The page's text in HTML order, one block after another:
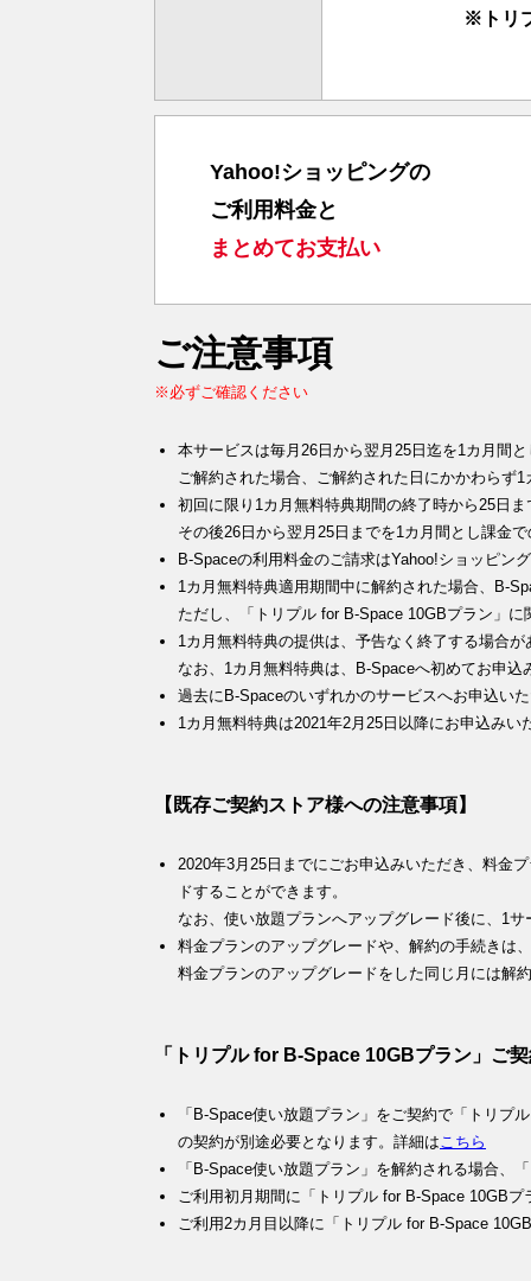
※トリ
Yahoo!ショッピングの
ご利用料金と
まとめてお支払い
ご注意事項
※必ずご確認ください
本サービスは毎月26日から翌月25日迄を1カ月間
ご解約された場合、ご解約された日にかかわらず
初回に限り1カ月無料特典期間の終了時から25日
その後26日から翌月25日までを1カ月間とし課金
B-Spaceの利用料金のご請求はYahoo!ショッピン
1カ月無料特典適用期間中に解約された場合、B-
ただし、「トリプル for B-Space 10GBプラン」
1カ月無料特典の提供は、予告なく終了する場合
なお、1カ月無料特典は、B-Spaceへ初めてお申
過去にB-Spaceのいずれかのサービスへお申込い
1カ月無料特典は2021年2月25日以降にお申込みい
【既存ご契約ストア様への注意事項】
2020年3月25日までにごお申込みいただき、料金
ドすることができます。
なお、使い放題プランへアップグレード後に、1
料金プランのアップグレードや、解約の手続きは
料金プランのアップグレードをした同じ月には解
「トリプル for B-Space 10GBプラン」ご
「B-Space使い放題プラン」をご契約で「トリ
の契約が別途必要となります。詳細は こちら
「B-Space使い放題プラン」を解約される場合
ご利用初月期間に「トリプル for B-Space 10GB
ご利用2カ月目以降に「トリプル for B-Space